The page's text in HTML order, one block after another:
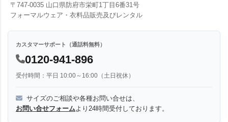
〒747-0035 山口県防府市栄町1丁目6番31号
フォーマルウェア・衣料品販売及びレンタル
カスタマーサポート（通話料無料）
0120-941-896
受付時間：平日 10:00～16:00（土日祝休）
サイズのご相談や各種お問い合せは、
お問い合せフォーム より24時間受付しております。